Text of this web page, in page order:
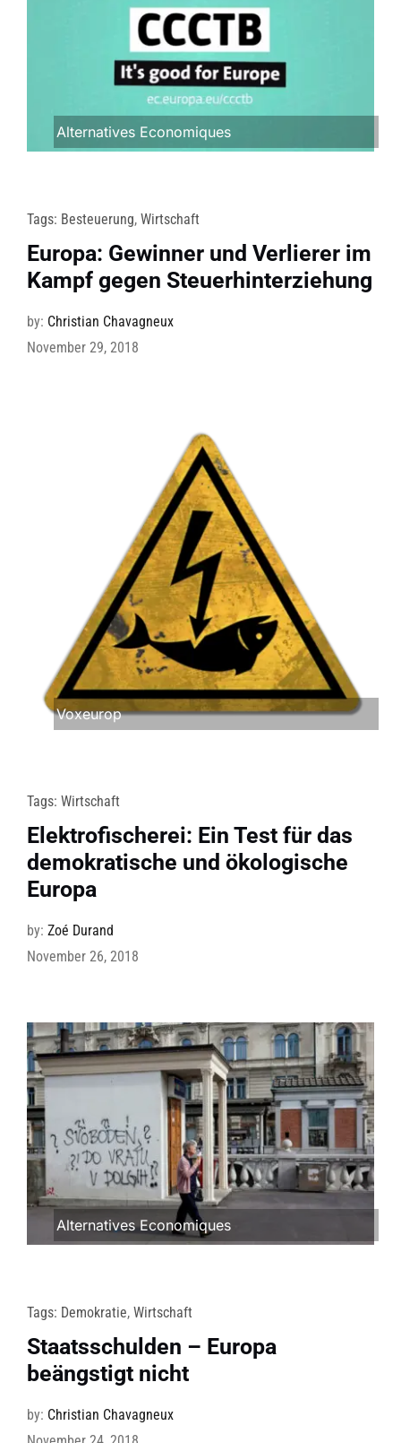
Alternatives Economiques
Tags: Besteuerung, Wirtschaft
Europa: Gewinner und Verlierer im
Kampf gegen Steuerhinterziehung
by: Christian Chavagneux
November 29, 2018
Voxeurop
Tags: Wirtschaft
Elektrofischerei: Ein Test für das
demokratische und ökologische
Europa
by: Zoé Durand
November 26, 2018
Alternatives Economiques
Tags: Demokratie, Wirtschaft
Staatsschulden – Europa
beängstigt nicht
by: Christian Chavagneux